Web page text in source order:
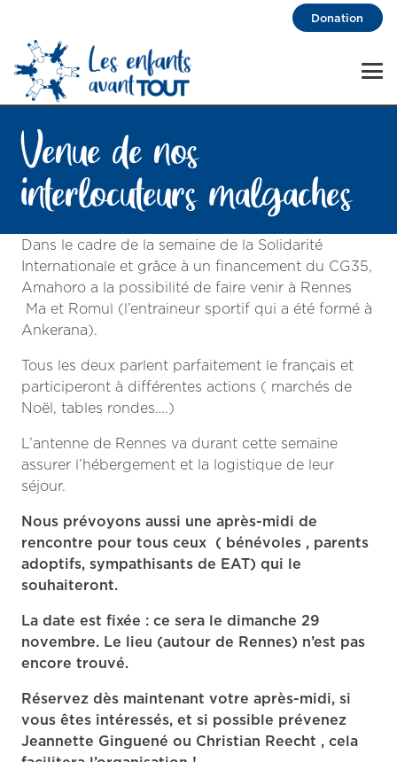
Donation
Venue de nos
interlocuteurs malgaches
Dans le cadre de la semaine de la Solidarité
Internationale et grâce à un financement du CG35,
Amahoro a la possibilité de faire venir à Rennes
Ma et Romul (l’entraineur sportif qui a été formé à
Ankerana).
Tous les deux parlent parfaitement le français et
participeront à différentes actions ( marchés de
Noël, tables rondes….)
L’antenne de Rennes va durant cette semaine
assurer l’hébergement et la logistique de leur
séjour.
Nous prévoyons aussi une après-midi de
rencontre pour tous ceux ( bénévoles , parents
adoptifs, sympathisants de EAT) qui le
souhaiteront.
La date est fixée : ce sera le dimanche 29
novembre. Le lieu (autour de Rennes) n’est pas
encore trouvé.
Réservez dès maintenant votre après-midi, si
vous êtes intéressés, et si possible prévenez
Jeannette Ginguené ou Christian Reecht , cela